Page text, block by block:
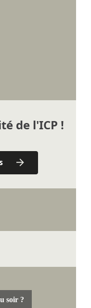
de l'ICP !
soir ?